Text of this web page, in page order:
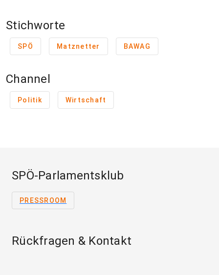
Stichworte
SPÖ Matznetter BAWAG
Channel
Politik Wirtschaft
SPÖ-Parlamentsklub
PRESSROOM
Rückfragen & Kontakt